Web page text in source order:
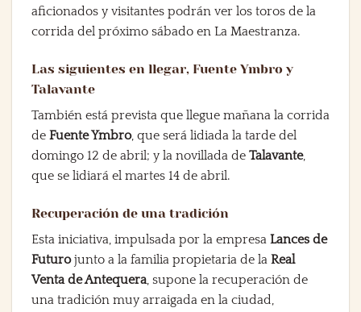
aficionados y visitantes podrán ver los toros de la
corrida del próximo sábado en La Maestranza.
Las siguientes en llegar, Fuente Ymbro y
Talavante
También está prevista que llegue mañana la corrida
de Fuente Ymbro, que será lidiada la tarde del
domingo 12 de abril; y la novillada de Talavante,
que se lidiará el martes 14 de abril.
Recuperación de una tradición
Esta iniciativa, impulsada por la empresa Lances de
Futurojunto a la familia propietaria de la Real
Venta de Antequera, supone la recuperación de
una tradición muy arraigada en la ciudad,